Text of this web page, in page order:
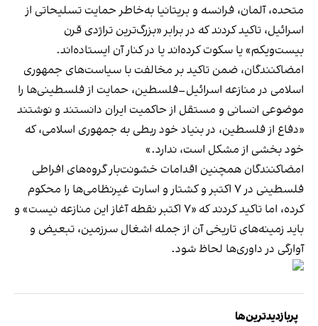
متحده، آلمان، فرانسه و بریتانیا به‌خاطر حمایت تسلیحاتی از
اسرائیل، تاکید کردند که در برابر «بزرگ‌ترین تراژدی قرن
بیست‌ویکم» یا سکوت کرده‌اند یا در کنار آن ایستاده‌اند.
امضاکنندگان، ضمن تاکید بر مخالفت با سیاست‌های جمهوری
اسلامی در منازعه اسرائیل–فلسطین، حمایت از فلسطینی‌ها را
موضوعی انسانی و مستقل از حاکمیت ایران دانستند و نوشتند
«دفاع از فلسطین، در بنیاد خود ربطی به جمهوری اسلامی، که
خود بخشی از مشکل است، ندارد.»
امضاکنندگان همچنین اقدامات خشونت‌بار گروه‌های افراطی
فلسطینی در ۷ اکتبر و کشتار و اسارت غیرنظامی‌ها را محکوم
کرده، اما تاکید کردند که «۷ اکتبر نقطه آغاز این منازعه نیست» و
باید زمینه‌های تاریخی آن از جمله اشغال سرزمین، تبعیض و
آوارگی در داوری‌ها لحاظ شود.
پربازدیدترین‌ها